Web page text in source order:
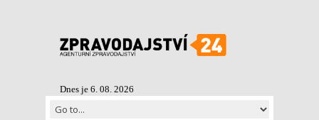
Dnes je 6. 08. 2026